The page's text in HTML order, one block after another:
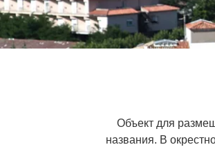
Объект для
названия. В